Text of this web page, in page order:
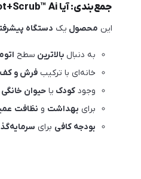
جمع‌بندی: آیا Dyson Spot+Scrub™ Ai برای شما مناسب است؟
این محصول یک دستگاه
به دنبال بالاترین سطح
خانه‌ای با ترکیب فرش و
وجود کودک یا حیوان خانگی
برای بهداشت و نظافت
بودجه کافی برای